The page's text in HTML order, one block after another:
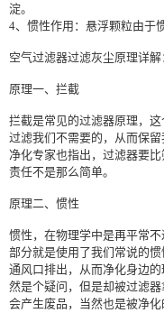
淀。
4、惯性作用：悬浮颗粒由于
空气过滤器过滤灰尘原理详解
原理一、拦截
拦截是常见的过滤器原理，
过滤我们不需要的，从而保
净化专家也指出，过滤器要
责任不是那么简单。
原理二、惯性
惯性，在物理学中是再平常
部分就是使用了我们常说的
通风口排出，从而净化身边
然是个疑问，但是却被过滤
会产生废品，当然也是被净化